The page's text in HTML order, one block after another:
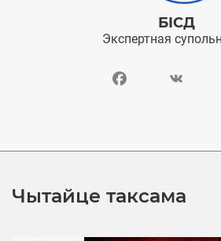
БІСД
Экспертная
Facebook VK
Чытайце таксама